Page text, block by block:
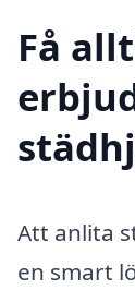
Få
Att anlita
en smart